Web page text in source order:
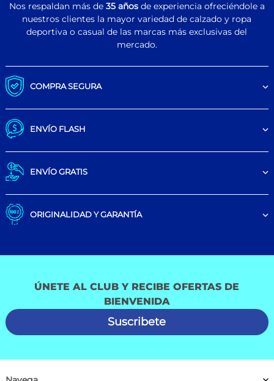
Nos respaldan más de 35 añosde experiencia ofreciéndole a
nuestros clientes la mayor variedad de calzado y ropa
deportiva o casual de las marcas más exclusivas del
mercado.
COMPRA SEGURA
ENVÍO FLASH
ENVÍO GRATIS
ORIGINALIDAD Y GARANTÍA
ÚNETE AL CLUB Y RECIBE OFERTAS DE
BIENVENIDA
Suscribete